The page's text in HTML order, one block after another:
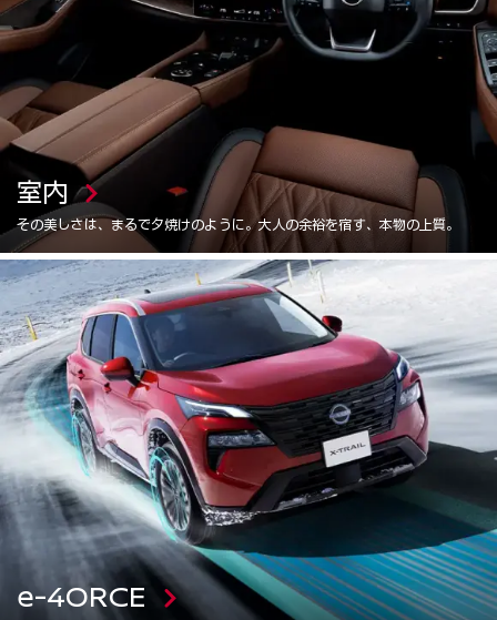
室内
その美しさは、まるで⼣焼けのように。⼤⼈の余裕を宿す、本物の上質。
e-4ORCE